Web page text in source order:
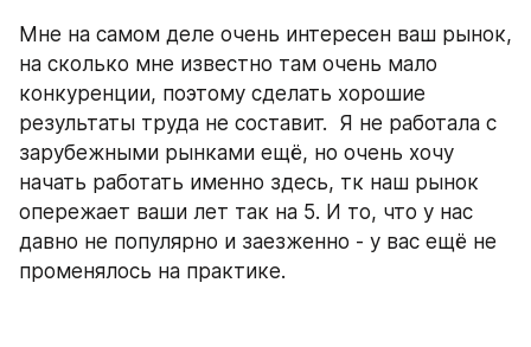
Мне на самом деле очень интересен ваш рынок,
на сколько мне известно там очень мало
конкуренции, поэтому сделать хорошие
результаты труда не составит.  Я не работала с
зарубежными рынками ещё, но очень хочу
начать работать именно здесь, тк наш рынок
опережает ваши лет так на 5. И то, что у нас
давно не популярно и заезженно - у вас ещё не
променялось на практике.